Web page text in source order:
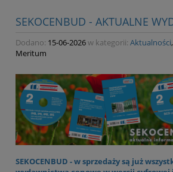
SEKOCENBUD - AKTUALNE
Dodano: 15-06-2026w kategorii: Aktualności,
Meritum
SEKOCENBUD - w sprzedaży są już